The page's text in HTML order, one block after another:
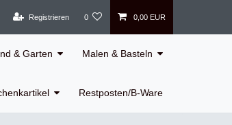
Registrieren 0 0,00 EUR
& Garten Malen & Basteln
Restposten/B-Ware